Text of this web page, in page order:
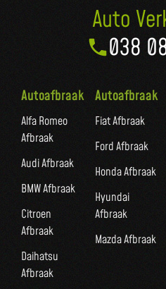
Auto
038
Autoafbraak
Alfa Romeo
Afbraak
Audi Afbraak
BMW Afbraak
Citroen
Afbraak
Daihatsu
Afbraak
Autoafbraak
Fiat Afbraak
Ford Afbraak
Honda Afbraak
Hyundai
Afbraak
Mazda Afbraak